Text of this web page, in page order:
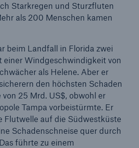
Starkregen und Sturzfluten
als 200 Menschen kamen
beim Landfall in Florida zwei
einer Windgeschwindigkeit von
als Helene. Aber er
den höchsten Schaden
von 25 Mrd. US$, obwohl er
Tampa vorbeistürmte. Er
Flutwelle auf die Südwestküste
Schadenschneise quer durch
führte zu einem
im ersten Halbjahr 2025
beschließt
Vorstand
von 2,1 Mrd. €
1/2025
der Dividende auf 20 €